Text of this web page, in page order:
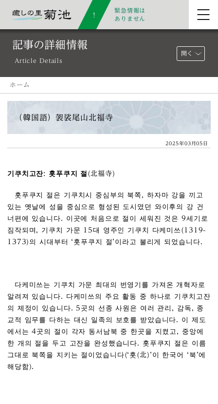
緊急情報は
ありません
記事の詳細情報
Article Details
開く
ホーム
（韓国語）袈裟尾山北福寺
2025年03月05日
기쿠치고잔: 홋푸쿠지 절(北福寺)
홋푸쿠지 절은 기쿠치시 중심부의 북쪽, 하자마 강을 끼고
있는 옛날에 성을 중심으로 형성된 도시였던 와이후의 강 건
너편에 있습니다. 이곳에 처음으로 절이 세워진 것은 9세기로
짐작되며, 기쿠치 가문 15대 영주인 기쿠치 다케미쓰(1319-
1373)의 시대부터 ‘홋푸쿠지 절’이라고 불리게 되었습니다.
다케미쓰는 기쿠치 가문 최대의 번영기를 가져온 개혁자로
알려져 있습니다. 다케미쓰의 주요 활동 중 하나로 기쿠치고잔
의 제정이 있습니다. 5곳의 선종 사원은 여러 관리, 감독, 종
교적 임무를 다하는 대신 일족의 보호를 받았습니다. 이 제도
에서는 4곳의 절이 각자 동서남북 중 한곳을 지켰고, 중앙에
한 개의 절을 두고 고잔을 완성했습니다. 홋푸쿠지 절은 이름
그대로 북쪽을 지키는 절이었습니다(‘홋(北)’이 한국어 ‘북’에
해당함).